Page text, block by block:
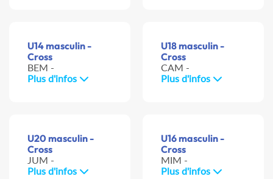
U14 masculin -
Cross
BEM -
Plus d'infos
U18 masculin -
Cross
CAM -
Plus d'infos
U20 masculin -
Cross
JUM -
Plus d'infos
U16 masculin -
Cross
MIM -
Plus d'infos